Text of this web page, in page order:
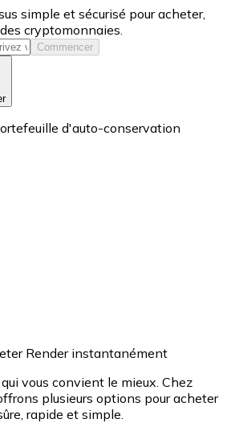
simple et sécurisé pour acheter,
cryptomonnaies.
Commencer
d'auto-conservation
Render instantanément
vous convient le mieux. Chez
plusieurs options pour acheter
rapide et simple.